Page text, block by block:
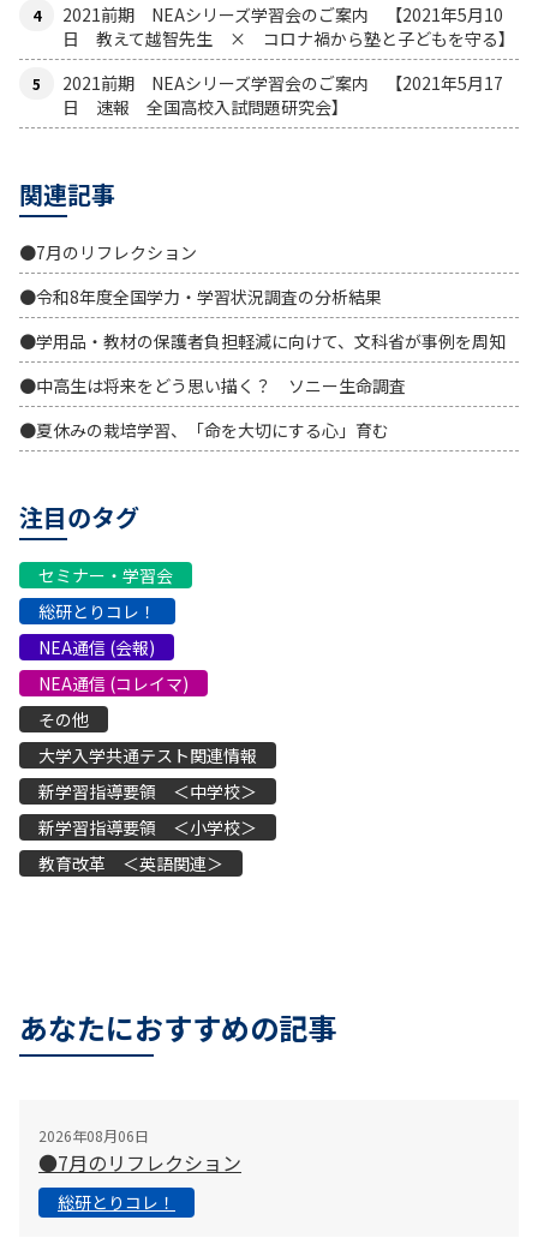
2021前期 NEAシリーズ学習会のご案内 【2021年5月10
日 教えて越智先生 × コロナ禍から塾と子どもを守る】
2021前期 NEAシリーズ学習会のご案内 【2021年5月17
日 速報 全国高校入試問題研究会】
関連記事
●7月のリフレクション
●令和8年度全国学力・学習状況調査の分析結果
●学用品・教材の保護者負担軽減に向けて、文科省が事例を周知
●中高生は将来をどう思い描く？ ソニー生命調査
●夏休みの栽培学習、「命を大切にする心」育む
注目のタグ
セミナー・学習会
総研とりコレ！
NEA通信 (会報)
NEA通信 (コレイマ)
その他
大学入学共通テスト関連情報
新学習指導要領 ＜中学校＞
新学習指導要領 ＜小学校＞
教育改革 ＜英語関連＞
あなたにおすすめの記事
2026年08月06日
●7月のリフレクション
総研とりコレ！